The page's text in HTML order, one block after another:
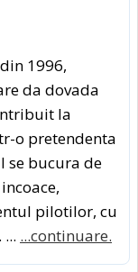
1996,
da dovada
la
o pretendenta
se bucura de
pilotilor, cu
...continuare.